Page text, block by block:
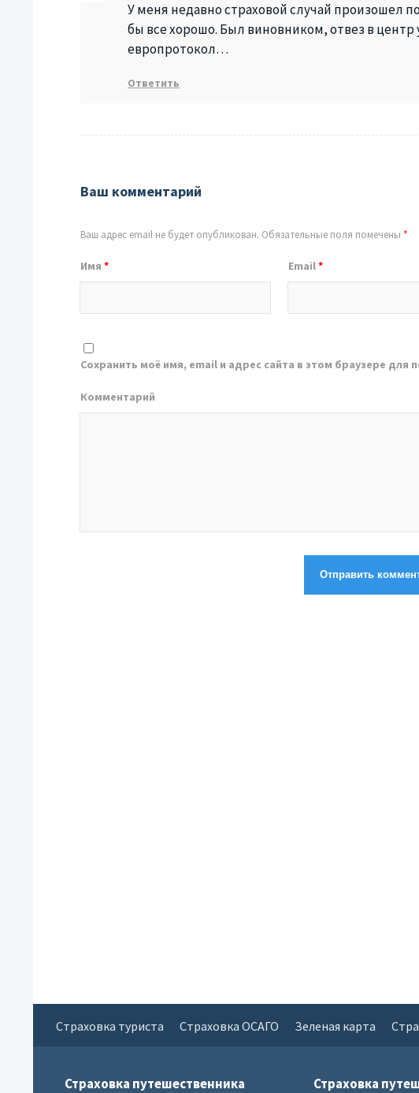
У меня недавно страховой случай произошел
бы все хорошо. Был виновником, отвез в
европротокол…
Ответить
Ваш комментарий
Ваш адрес email не будет опубликован. Обязательные поля помечены *
Имя * Email*
Сохранить моё имя, email и адрес сайта в этом браузере
Комментарий
Страховка туриста Страховка ОСАГО Зеленая карта
Страховка путешественника Страховка